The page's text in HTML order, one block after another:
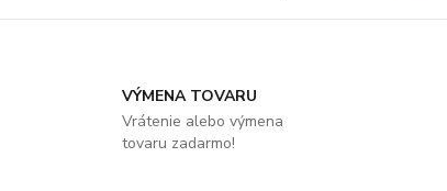
VÝMENA TOVARU
Vrátenie alebo výmena
tovaru zadarmo!